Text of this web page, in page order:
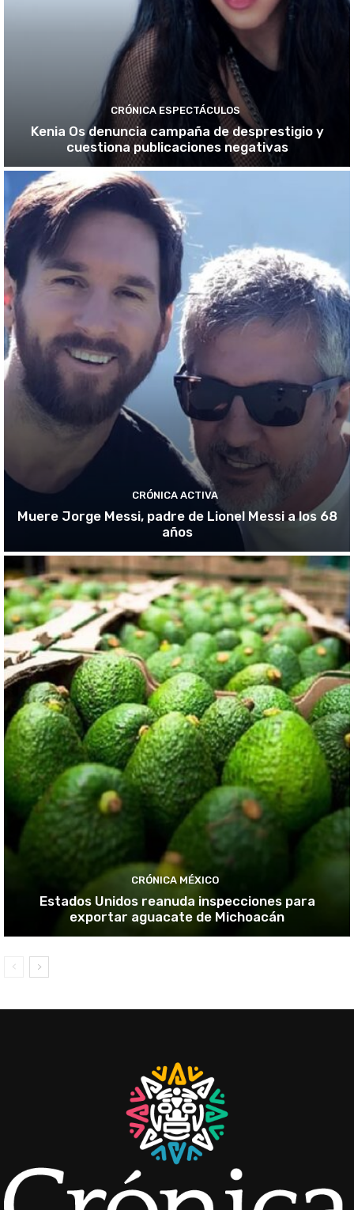
CRÓNICA ESPECTÁCULOS
Kenia Os denuncia campaña de desprestigio y
cuestiona publicaciones negativas
CRÓNICA ACTIVA
Muere Jorge Messi, padre de Lionel Messi a los 68
años
CRÓNICA MÉXICO
Estados Unidos reanuda inspecciones para
exportar aguacate de Michoacán